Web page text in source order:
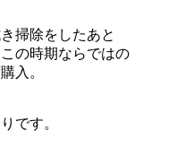
掃除をしたあと
の時期ならではの
入。
です。